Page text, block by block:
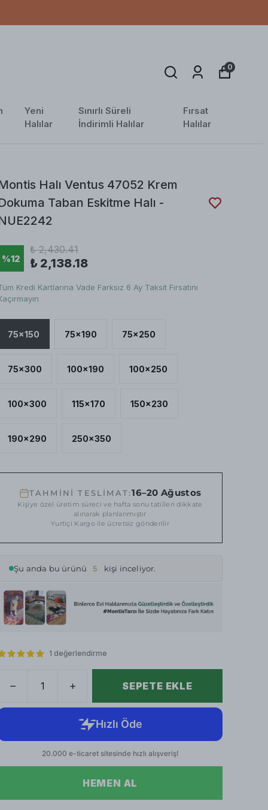
Yeni
Halılar
Sınırlı Süreli
İndirimli Halılar
Fırsat
Halılar
0
Halı Ventus 47052 Krem
Taban Eskitme Halı -
%12
₺ 2,430.41
₺ 2,138.18
Kredi Kartlarına Vade Farksız 6 Ay Taksit Fırsatını
75x150 75x190 75x250
75x300 100x190 100x250
100x300 115x170 150x230
190x290 250x350
TAHMİNİ TESLİMAT:16–20 Ağustos
Kişiye özel üretim süreci ve hafta sonu tatilleri dikkate
alınarak planlanmıştır
Yurtiçi Kargo ile ücretsiz gönderilir
Şu anda bu ürünü 5 kişi inceliyor.
1 değerlendirme
SEPETE EKLE
HEMEN AL